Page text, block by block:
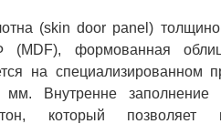
(skin door panel)
(MDF), формованная
на специализированном
Внутренне заполнение
который позволяет